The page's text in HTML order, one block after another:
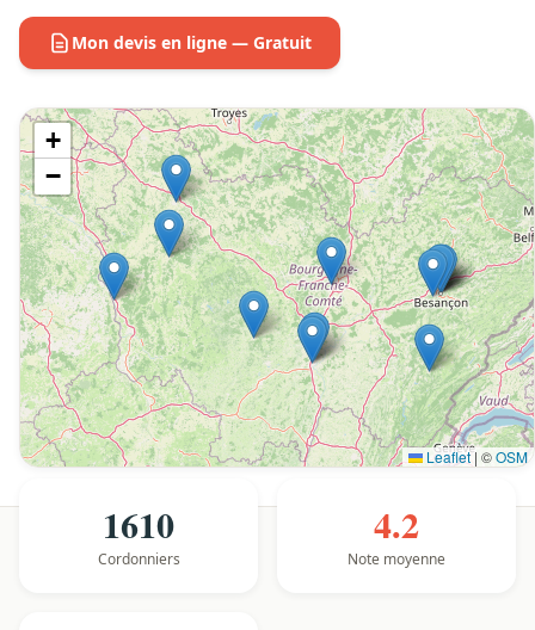
Mon devis en ligne — Gratuit
+
−
Leaflet | ©OSM
1610
Cordonniers
4.2
Note moyenne